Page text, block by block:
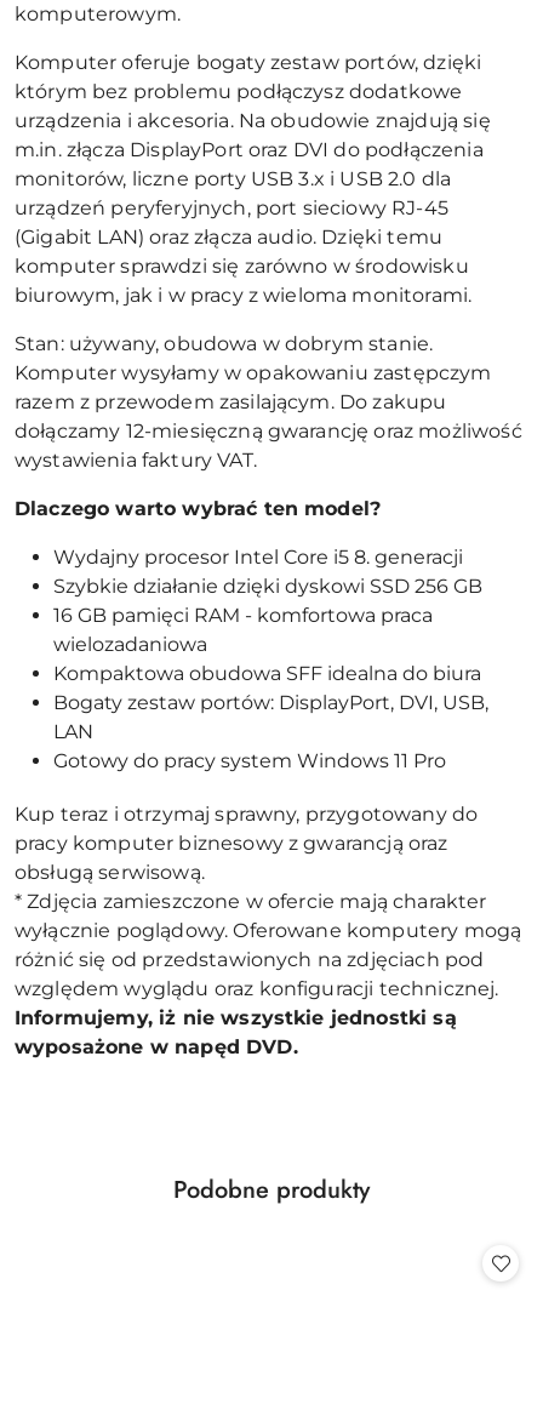
komputerowym.
Komputer oferuje bogaty zestaw portów, dzięki
którym bez problemu podłączysz dodatkowe
urządzenia i akcesoria. Na obudowie znajdują się
m.in. złącza DisplayPort oraz DVI do podłączenia
monitorów, liczne porty USB 3.x i USB 2.0 dla
urządzeń peryferyjnych, port sieciowy RJ-45
(Gigabit LAN) oraz złącza audio. Dzięki temu
komputer sprawdzi się zarówno w środowisku
biurowym, jak i w pracy z wieloma monitorami.
Stan: używany, obudowa w dobrym stanie.
Komputer wysyłamy w opakowaniu zastępczym
razem z przewodem zasilającym. Do zakupu
dołączamy 12-miesięczną gwarancję oraz możliwość
wystawienia faktury VAT.
Dlaczego warto wybrać ten model?
Wydajny procesor Intel Core i5 8. generacji
Szybkie działanie dzięki dyskowi SSD 256 GB
16 GB pamięci RAM - komfortowa praca
wielozadaniowa
Kompaktowa obudowa SFF idealna do biura
Bogaty zestaw portów: DisplayPort, DVI, USB,
LAN
Gotowy do pracy system Windows 11 Pro
Kup teraz i otrzymaj sprawny, przygotowany do
pracy komputer biznesowy z gwarancją oraz
obsługą serwisową.
* Zdjęcia zamieszczone w ofercie mają charakter
wyłącznie poglądowy. Oferowane komputery mogą
różnić się od przedstawionych na zdjęciach pod
względem wyglądu oraz konfiguracji technicznej.
Informujemy, iż nie wszystkie jednostki są
wyposażone w napęd DVD.
Pomiń karuzelę produktów
Produkty
Podobne produkty